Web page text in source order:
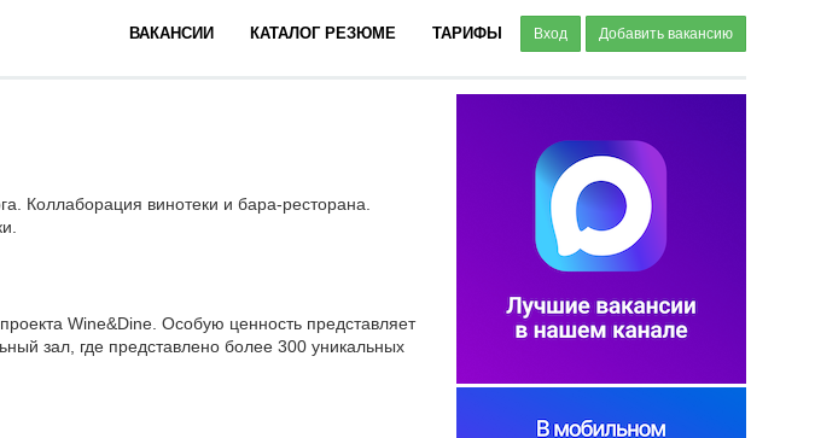
ВАКАНСИИ КАТАЛОГ РЕЗЮМЕ ТАРИФЫ Вход Добавить вакансию
Коллаборация винотеки и бара-ресторана.
Wine&Dine. Особую ценность представляет
зал, где представлено более 300 уникальных